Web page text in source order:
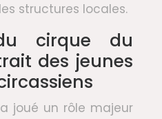
structures locales.
cirque du
des jeunes
a joué un rôle majeur